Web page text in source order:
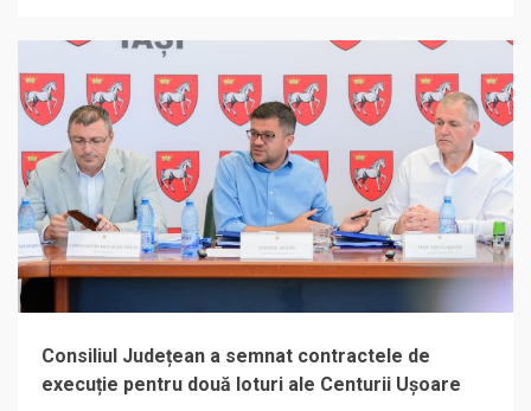
Consiliul Județean a semnat contractele de
execuție pentru două loturi ale Centurii Ușoare